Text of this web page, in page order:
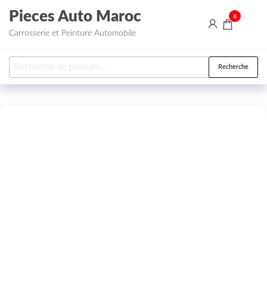
Aller au contenu
Pieces Auto Maroc
Carrosserie et Peinture Automobile
0
Recherche pour : Recherche